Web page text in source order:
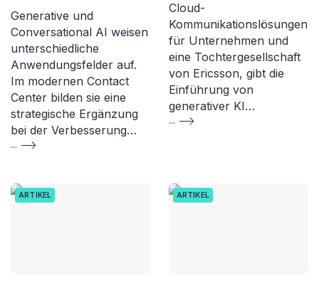
Generative und
Conversational AI weisen
unterschiedliche
Anwendungsfelder auf.
Im modernen Contact
Center bilden sie eine
strategische Ergänzung
bei der Verbesserung…
...
Cloud-
Kommunikationslösungen
für Unternehmen und
eine Tochtergesellschaft
von Ericsson, gibt die
Einführung von
generativer KI…
...
ARTIKEL ARTIKEL